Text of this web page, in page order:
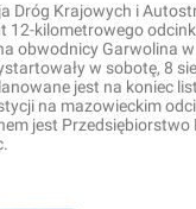
Dróg Krajowych i
12-kilometrowego
obwodnicy Garwolina
w sobotę, 8
jest na koniec
na mazowieckim
jest Przedsiębiorstwo